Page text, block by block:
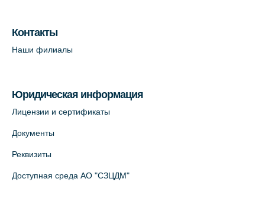
Контакты
Наши филиалы
Юридическая информация
Лицензии и сертификаты
Документы
Реквизиты
Доступная среда АО "СЗЦДМ"